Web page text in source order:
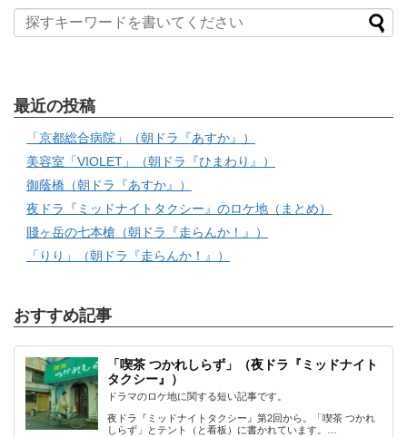
最近の投稿
「京都総合病院」（朝ドラ『あすか』）
美容室「VIOLET」（朝ドラ『ひまわり』）
御蔭橋（朝ドラ『あすか』）
夜ドラ『ミッドナイトタクシー』のロケ地（まとめ）
賤ヶ岳の七本槍（朝ドラ『走らんか！』）
「りり」（朝ドラ『走らんか！』）
おすすめ記事
「喫茶 つかれしらず」（夜ドラ『ミッドナイト
タクシー』）
ドラマのロケ地に関する短い記事です。
夜ドラ『ミッドナイトタクシー』第2回から。「喫茶 つかれ
しらず」とテント（と看板）に書かれています。…